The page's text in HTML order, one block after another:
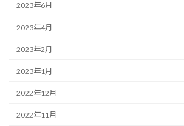
2023年6月
2023年4月
2023年2月
2023年1月
2022年12月
2022年11月